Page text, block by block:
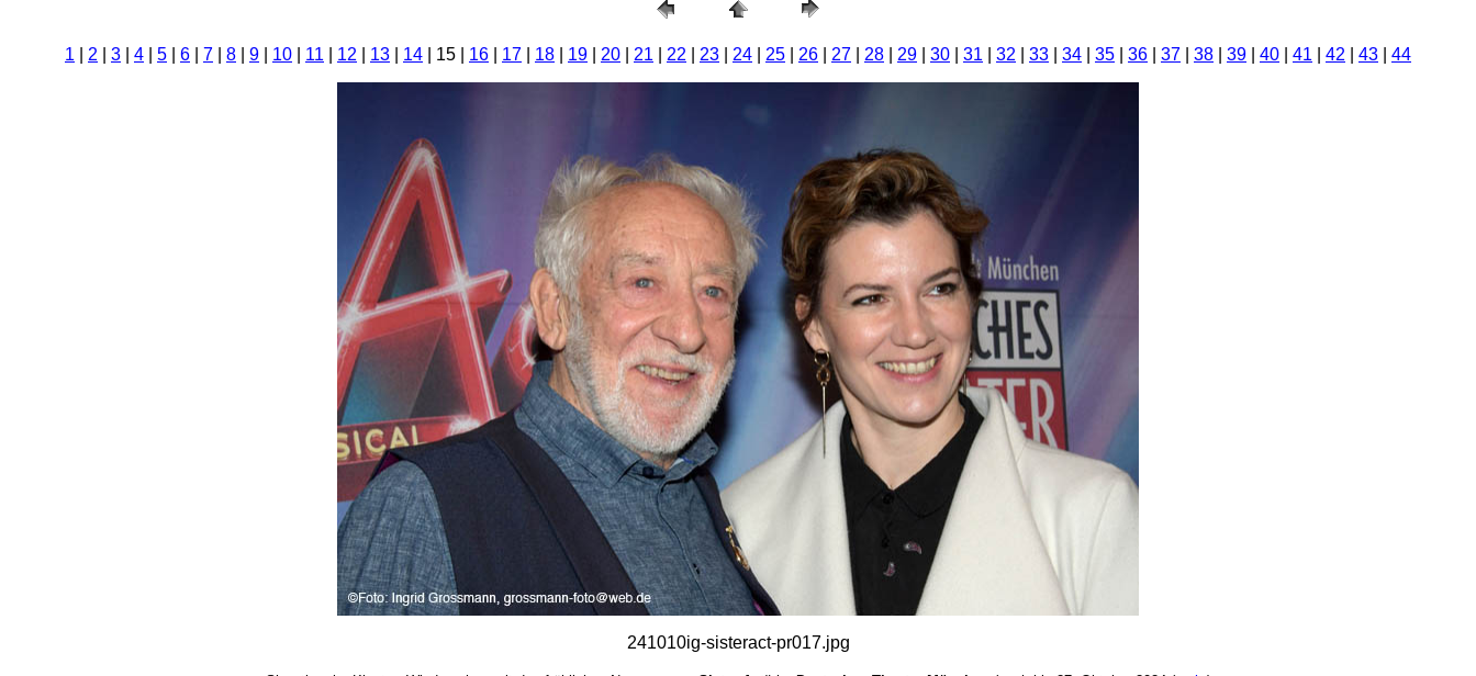
1 2 3 4 5 6 7 8 9 10 11 12 13 14 | 15 | 16 17 18 19 20 21 22 23 24 25 26 27 28 29 30 31 32 33 34 35 36 37 38 39 40 41 42 43 44
241010ig-sisteract-pr017.jpg